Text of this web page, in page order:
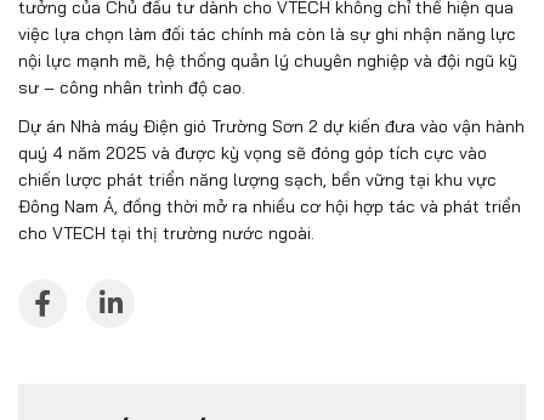
tưởng của Chủ đầu tư dành cho VTECH không chỉ thể hiện qua
việc lựa chọn làm đối tác chính mà còn là sự ghi nhận năng lực
nội lực mạnh mẽ, hệ thống quản lý chuyên nghiệp và đội ngũ kỹ
sư – công nhân trình độ cao.
Dự án Nhà máy Điện gió Trường Sơn 2 dự kiến đưa vào vận hành
quý 4 năm 2025 và được kỳ vọng sẽ đóng góp tích cực vào
chiến lược phát triển năng lượng sạch, bền vững tại khu vực
Đông Nam Á, đồng thời mở ra nhiều cơ hội hợp tác và phát triển
cho VTECH tại thị trường nước ngoài.